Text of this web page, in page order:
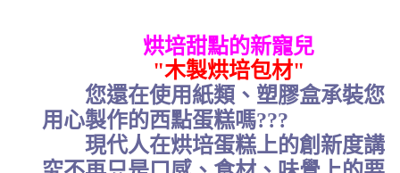
烘培甜點的新寵兒
"木製烘培包材"
您還在使用紙類、塑膠盒承裝您
用心製作的西點蛋糕嗎???
現代人在烘培蛋糕上的創新度講